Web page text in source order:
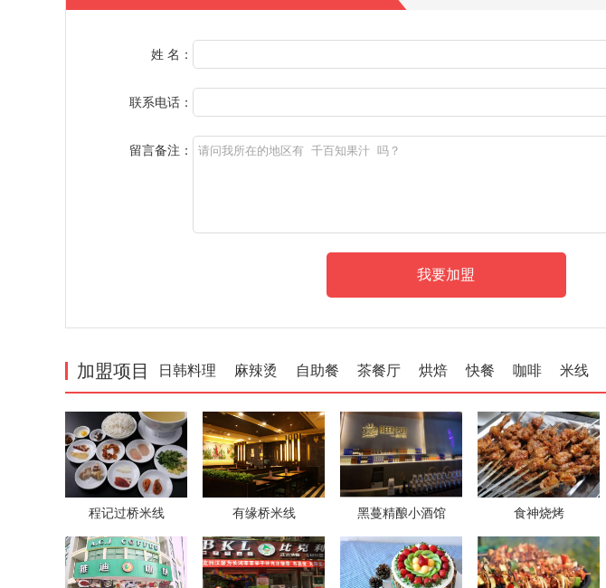
姓 名：
联系电话：
留言备注：
加盟项目 米线
咖啡
快餐
烘焙
茶餐厅
自助餐
麻辣烫
日韩料理
程记过桥米线 有缘桥米线 黑蔓精酿小酒馆 食神烧烤